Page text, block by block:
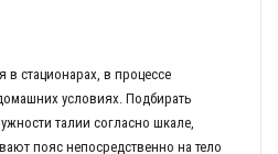
стационарах, в процессе
условиях. Подбирать
талии согласно шкале,
пояс непосредственно на тело